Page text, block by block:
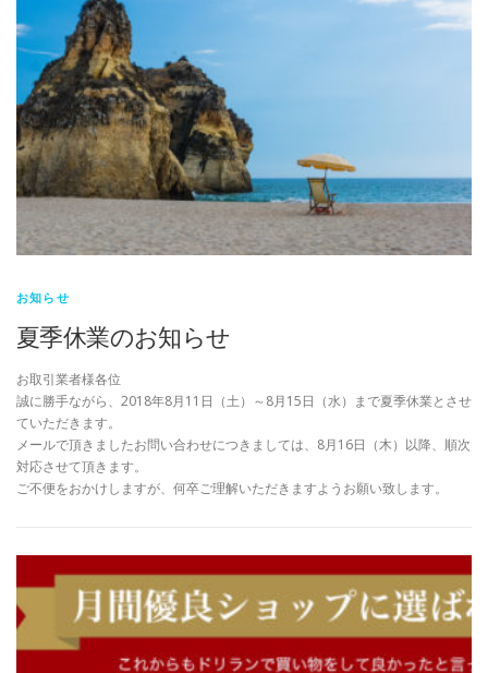
お知らせ
夏季休業のお知らせ
お取引業者様各位
誠に勝手ながら、2018年8月11日（土）～8月15日（水）まで夏季休業とさせ
ていただきます。
メールで頂きましたお問い合わせにつきましては、8月16日（木）以降、順次
対応させて頂きます。
ご不便をおかけしますが、何卒ご理解いただきますようお願い致します。